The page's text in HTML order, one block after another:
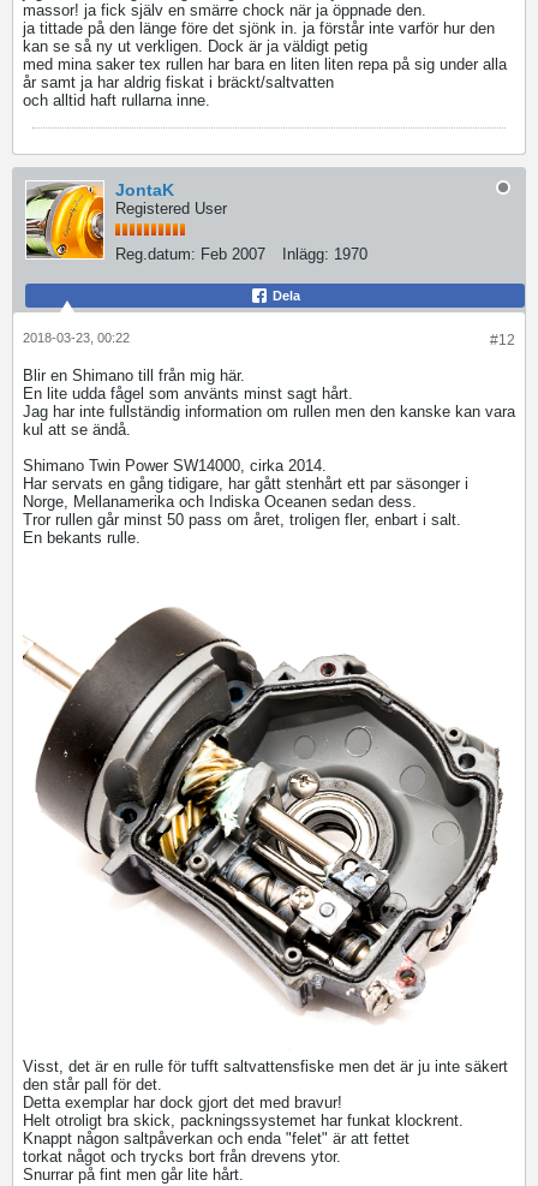
massor! ja fick själv en smärre chock när ja öppnade den.
ja tittade på den länge före det sjönk in. ja förstår inte varför hur den
kan se så ny ut verkligen. Dock är ja väldigt petig
med mina saker tex rullen har bara en liten liten repa på sig under alla
år samt ja har aldrig fiskat i bräckt/saltvatten
och alltid haft rullarna inne.
JontaK
Registered User
Reg.datum: Feb 2007 Inlägg: 1970
Dela
#12
2018-03-23, 00:22
Blir en Shimano till från mig här.
En lite udda fågel som använts minst sagt hårt.
Jag har inte fullständig information om rullen men den kanske kan vara
kul att se ändå.
Shimano Twin Power SW14000, cirka 2014.
Har servats en gång tidigare, har gått stenhårt ett par säsonger i
Norge, Mellanamerika och Indiska Oceanen sedan dess.
Tror rullen går minst 50 pass om året, troligen fler, enbart i salt.
En bekants rulle.
Visst, det är en rulle för tufft saltvattensfiske men det är ju inte säkert
den står pall för det.
Detta exemplar har dock gjort det med bravur!
Helt otroligt bra skick, packningssystemet har funkat klockrent.
Knappt någon saltpåverkan och enda "felet" är att fettet
torkat något och trycks bort från drevens ytor.
Snurrar på fint men går lite hårt.